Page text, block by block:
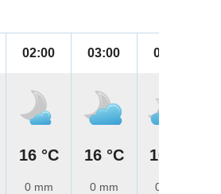
02:00
16 °C
0 mm
03:00
16 °C
0 mm
04:00
16 °C
0 mm